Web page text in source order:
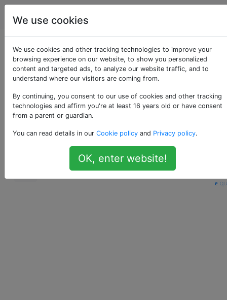
Programmierung
Sind Tupel effizienter
als Listen in Python?
225
Gibt es Leistungsunterschiede zwischen
Elementen?
performance list tuples
We use cookies
We use cookies and other tracking technologies to improve your
browsing experience on our website, to show you personalized
content and targeted ads, to analyze our website traffic, and to
understand where our visitors are coming from.
By continuing, you consent to our use of cookies and other tracking
technologies and affirm you're at least 16 years old or have consent
from a parent or guardian.
You can read details in our Cookie policy and Privacy policy.
OK, enter website!